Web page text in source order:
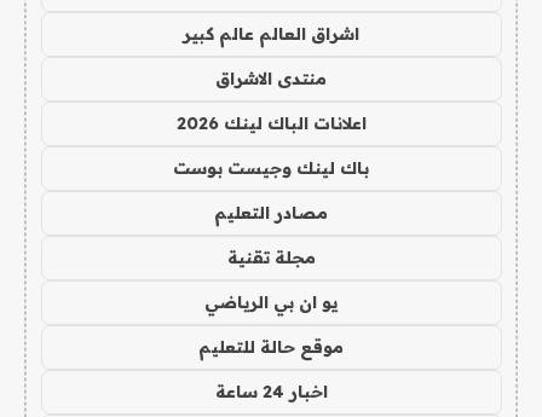
اشراق العالم عالم كبير
منتدى الاشراق
اعلانات الباك لينك 2026
باك لينك وجيست بوست
مصادر التعليم
مجلة تقنية
يو ان بي الرياضي
موقع حالة للتعليم
اخبار 24 ساعة